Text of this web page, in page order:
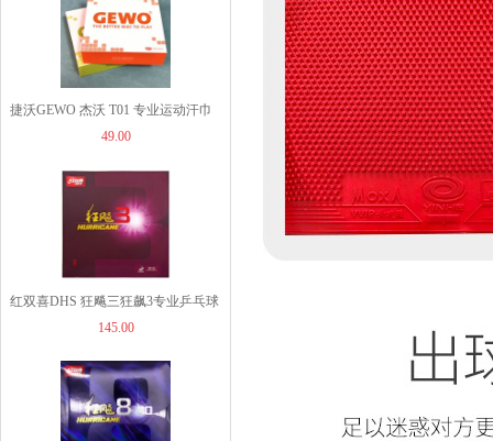
960.00
JOOLA优拉雨果乒乓球...
319.00
捷沃GEWO 杰沃 T01 专业运动汗巾
长汗巾 纯棉运动毛巾 双色可选
49.00
红双喜DHS 狂飚三狂飙3专业乒乓球
粘性反胶套胶狂飙普狂3套胶
145.00